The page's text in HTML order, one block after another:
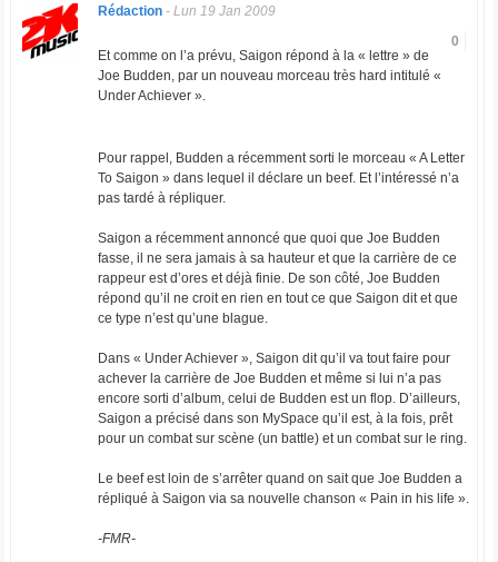
Rédaction- Lun 19 Jan 2009
0
Et comme on l’a prévu, Saigon répond à la « lettre » de
Joe Budden, par un nouveau morceau très hard intitulé «
Under Achiever ».
Pour rappel, Budden a récemment sorti le morceau « A Letter
To Saigon » dans lequel il déclare un beef. Et l’intéressé n’a
pas tardé à répliquer.
Saigon a récemment annoncé que quoi que Joe Budden
fasse, il ne sera jamais à sa hauteur et que la carrière de ce
rappeur est d’ores et déjà finie. De son côté, Joe Budden
répond qu’il ne croit en rien en tout ce que Saigon dit et que
ce type n’est qu’une blague.
Dans « Under Achiever », Saigon dit qu’il va tout faire pour
achever la carrière de Joe Budden et même si lui n’a pas
encore sorti d’album, celui de Budden est un flop. D’ailleurs,
Saigon a précisé dans son MySpace qu’il est, à la fois, prêt
pour un combat sur scène (un battle) et un combat sur le ring.
Le beef est loin de s’arrêter quand on sait que Joe Budden a
répliqué à Saigon via sa nouvelle chanson « Pain in his life ».
-FMR-